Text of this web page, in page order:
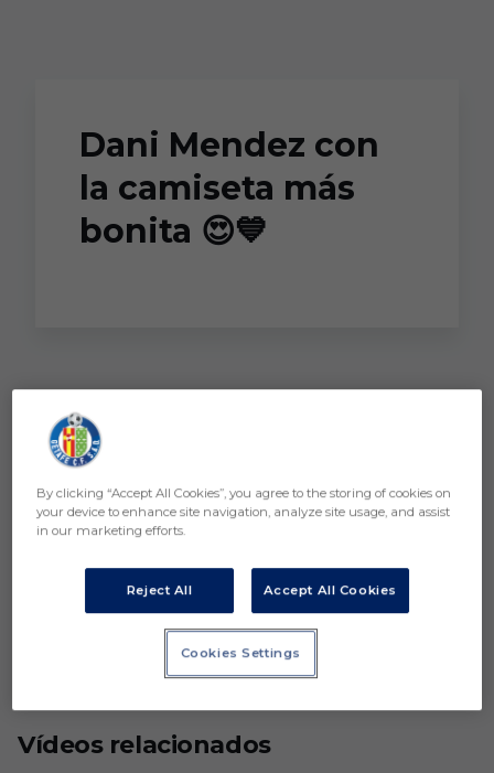
Dani Mendez con
la camiseta más
bonita 😍💙
Vídeos relacionados
By clicking “Accept All Cookies”, you agree to the storing of cookies on
your device to enhance site navigation, analyze site usage, and assist
in our marketing efforts.
Reject All Accept All Cookies
Cookies Settings